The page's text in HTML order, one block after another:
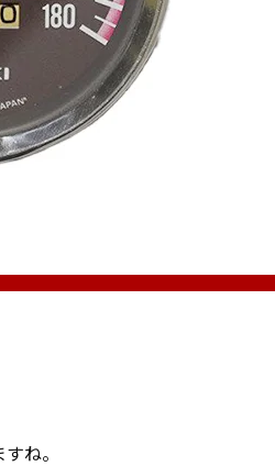
ね。